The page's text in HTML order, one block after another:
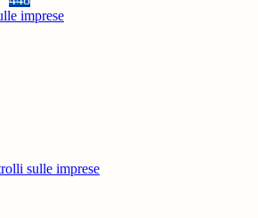
imprese
sulle imprese